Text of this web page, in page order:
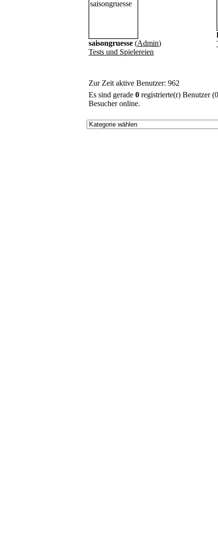
saisongruesse (Admin)
Tests und Spielereien
Zur Zeit aktive Benutzer: 962
Es sind gerade 0 registrierte(r) Benutzer
Besucher online.